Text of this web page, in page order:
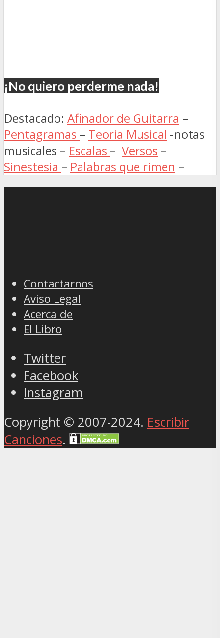
¡No quiero perderme nada!
Destacado: Afinador de Guitarra –
Pentagramas – Teoria Musical -notas
musicales – Escalas – Versos –
Sinestesia – Palabras que rimen –
Contactarnos
Aviso Legal
Acerca de
El Libro
Twitter
Facebook
Instagram
Copyright © 2007-2024. Escribir
Canciones.